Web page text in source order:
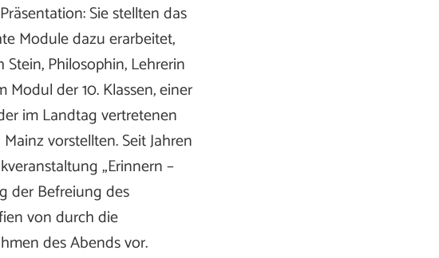
Sie stellten das
Module dazu erarbeitet,
Philosophin, Lehrerin
der 10. Klassen, einer
im Landtag vertretenen
vorstellten. Seit Jahren
„Erinnern –
der Befreiung des
von durch die
des Abends vor.